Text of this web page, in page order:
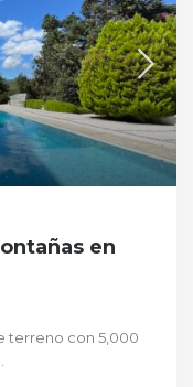
en
terreno con 5,000